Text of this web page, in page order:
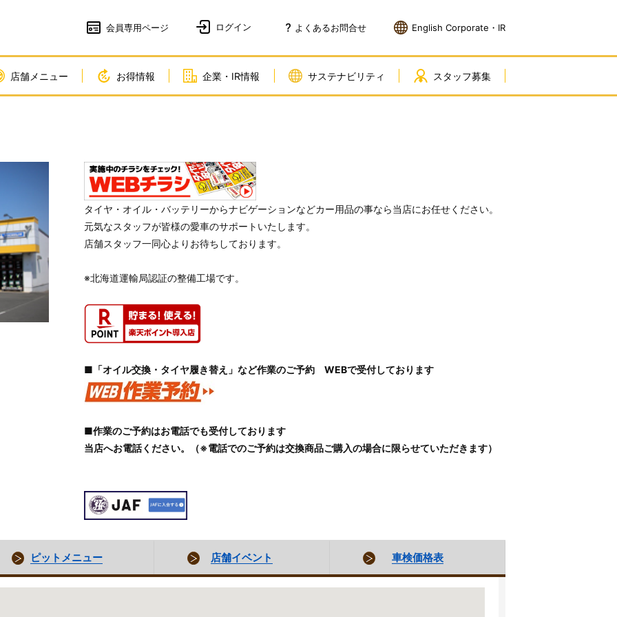
会員専用ページ よくあるお問合せ English Corporate・IR
店舗メニュー お得情報 企業・IR情報 サステナビリティ スタッフ募集
タイヤ・オイル・バッテリーからナビゲーションなどカー用品の事なら当店にお任せください。
元気なスタッフが皆様の愛車のサポートいたします。
店舗スタッフ一同心よりお待ちしております。
※北海道運輸局認証の整備工場です。
■「オイル交換・タイヤ履き替え」など作業のご予約 WEBで受付しております
■作業のご予約はお電話でも受付しております
当店へお電話ください。（※電話でのご予約は交換商品ご購入の場合に限らせていただきます）
ピットメニュー 店舗イベント 車検価格表